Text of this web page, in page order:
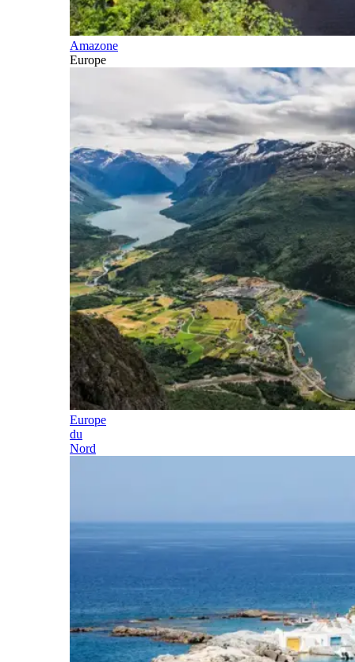
Amazone
Europe
Europe
du
Nord